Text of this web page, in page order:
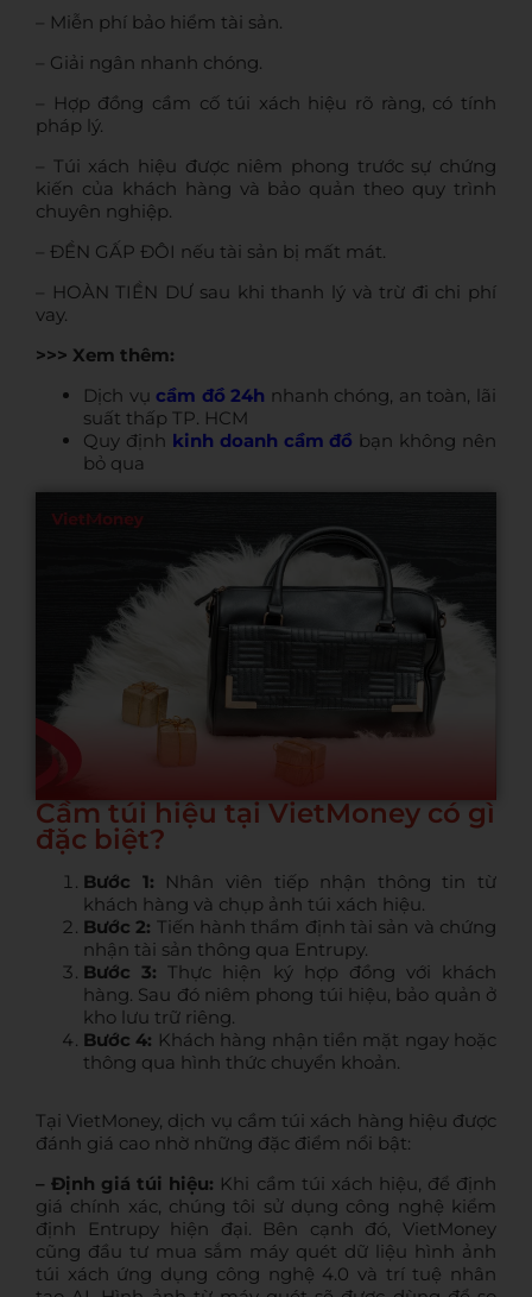
– Miễn phí bảo hiểm tài sản.
Giải ngân nhanh chóng.
– Hợp đồng cầm cố túi xách hiệu rõ ràng, có tính
pháp lý.
– Túi xách hiệu được niêm phong trước sự chứng
kiến của khách hàng và bảo quản theo quy trình
chuyên nghiệp.
– ĐỀN GẤP ĐÔI nếu tài sản bị mất mát.
– HOÀN TIỀN DƯ sau khi thanh lý và trừ đi chi phí
vay.
>>> Xem thêm:
Dịch vụ cầm đồ 24h nhanh chóng, an toàn, lãi
suất thấp TP. HCM
Quy định kinh doanh cầm đồ bạn không nên
bỏ qua
Cầm túi hiệu tại VietMoney có gì
đặc biệt?
Bước 1: Nhân viên tiếp nhận thông tin từ
khách hàng và chụp ảnh túi xách hiệu.
Bước 2: Tiến hành thẩm định tài sản và chứng
nhận tài sản thông qua Entrupy.
Bước 3:
Thực hiện ký hợp đồng với khách
hàng. Sau đó niêm phong túi hiệu, bảo quản ở
kho lưu trữ riêng.
Bước 4: Khách hàng nhận tiền mặt ngay hoặc
thông qua hình thức chuyển khoản.
Tại VietMoney, dịch vụ cầm túi xách hàng hiệu được
đánh giá cao nhờ những đặc điểm nổi bật:
– Định giá túi hiệu: Khi cầm túi xách hiệu, để định
giá chính xác, chúng tôi sử dụng công nghệ kiểm
định Entrupy hiện đại. Bên cạnh đó, VietMoney
cũng đầu tư mua sắm máy quét dữ liệu hình ảnh
túi xách ứng dụng công nghệ 4.0 và trí tuệ nhân